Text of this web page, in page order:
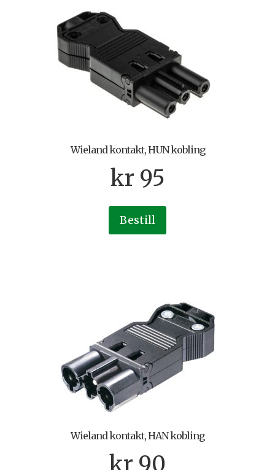
Wieland kontakt, HUN kobling
kr 95
Bestill
Wieland kontakt, HAN kobling
kr 90